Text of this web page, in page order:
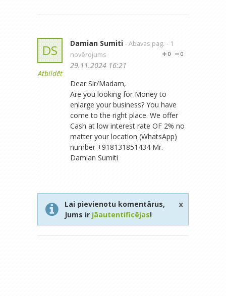
DS
Atbildēt
Damian Sumiti - Abavas pag. - 1
novērojums
0
0
29.11.2024 16:21
Dear Sir/Madam,
Are you looking for Money to
enlarge your business? You have
come to the right place. We offer
Cash at low interest rate OF 2% no
matter your location (WhatsApp)
number +918131851434 Mr.
Damian Sumiti
Lai pievienotu komentārus,
Jums ir jāautentificējas!
x